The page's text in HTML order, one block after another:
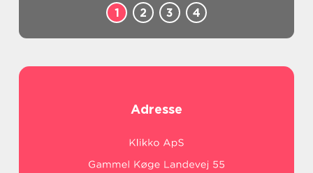
1 2 3 4
Adresse